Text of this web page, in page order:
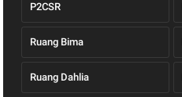
P2CSR
Ruang Bima
Ruang Dahlia